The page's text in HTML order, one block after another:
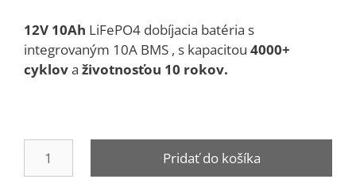
12V 10Ah LiFePO4 dobíjacia batéria s
integrovaným 10A BMS , s kapacitou 4000+
cyklova životnosťou 10 rokov.
Pridať do košíka